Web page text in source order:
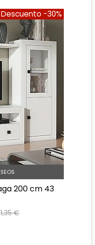
Descuento -30%
200 cm 43
€